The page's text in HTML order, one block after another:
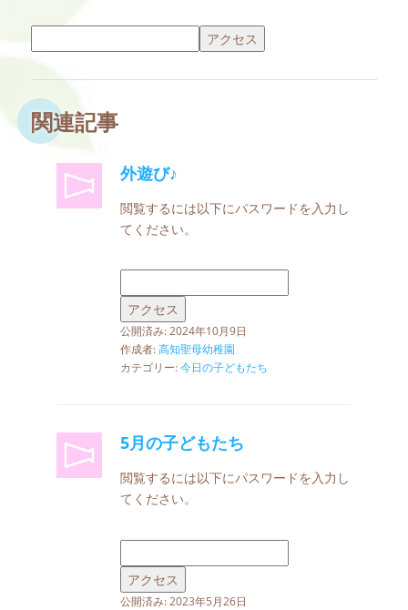
関連記事
外遊び♪
閲覧するには以下にパスワードを入力し
てください。
公開済み: 2024年10月9日
作成者:高知聖母幼稚園
カテゴリー:今日の子どもたち
5月の子どもたち
閲覧するには以下にパスワードを入力し
てください。
公開済み: 2023年5月26日